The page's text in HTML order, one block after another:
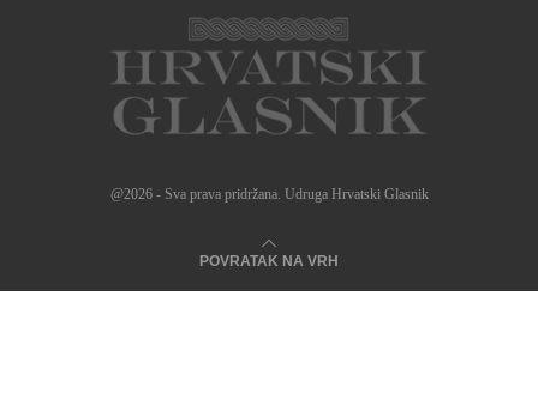
@2026 - Sva prava pridržana. Udruga Hrvatski Glasnik
POVRATAK NA VRH